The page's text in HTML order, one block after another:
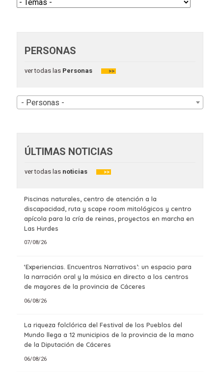
PERSONAS
ver todas lasPersonas >>
- Personas -
ÚLTIMAS NOTICIAS
ver todas lasnoticias >>
Piscinas naturales, centro de atención a la
discapacidad, ruta y scape room mitológicos y centro
apícola para la cría de reinas, proyectos en marcha en
Las Hurdes
07/08/26
‘Experiencias. Encuentros Narrativos’: un espacio para
la narración oral y la música en directo a los centros
de mayores de la provincia de Cáceres
06/08/26
La riqueza folclórica del Festival de los Pueblos del
Mundo llega a 12 municipios de la provincia de la mano
de la Diputación de Cáceres
06/08/26